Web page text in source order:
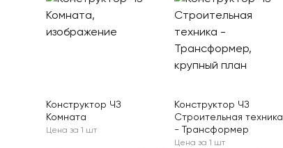
Конструктор ЧЗ
Комната
Цена за 1 шт
Конструктор ЧЗ
Строительная техника
- Трансформер
Цена за 1 шт